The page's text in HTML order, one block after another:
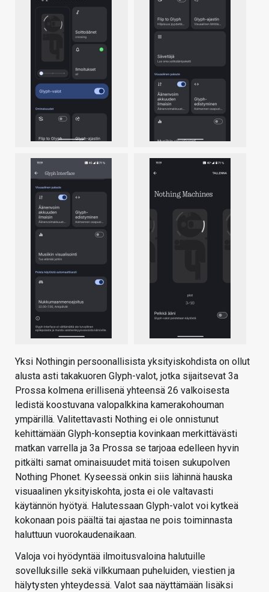
Yksi Nothingin persoonallisista yksityiskohdista on ollut
alusta asti takakuoren Glyph-valot, jotka sijaitsevat 3a
Prossa kolmena erillisenä yhteensä 26 valkoisesta
ledistä koostuvana valopalkkina kamerakohouman
ympärillä. Valitettavasti Nothing ei ole onnistunut
kehittämään Glyph-konseptia kovinkaan merkittävästi
matkan varrella ja 3a Prossa se tarjoaa edelleen hyvin
pitkälti samat ominaisuudet mitä toisen sukupolven
Nothing Phonet. Kyseessä onkin siis lähinnä hauska
visuaalinen yksityiskohta, josta ei ole valtavasti
käytännön hyötyä. Halutessaan Glyph-valot voi kytkeä
kokonaan pois päältä tai ajastaa ne pois toiminnasta
haluttuun vuorokaudenaikaan.
Valoja voi hyödyntää ilmoitusvaloina halutuille
sovelluksille sekä vilkkumaan puheluiden, viestien ja
hälytysten yhteydessä. Valot saa näyttämään lisäksi